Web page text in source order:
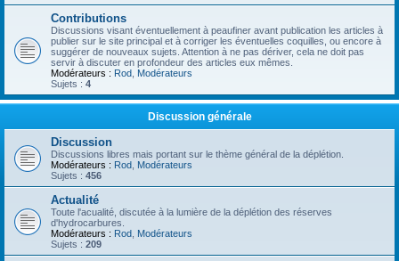
Contributions
Discussions visant éventuellement à peaufiner avant publication les articles à
publier sur le site principal et à corriger les éventuelles coquilles, ou encore à
suggérer de nouveaux sujets. Attention à ne pas dériver, cela ne doit pas
servir à discuter en profondeur des articles eux mêmes.
Modérateurs : Rod Modérateurs
Sujets : 4
Discussion générale
Discussion
Discussions libres mais portant sur le thème général de la déplétion.
Modérateurs : Rod Modérateurs
Sujets : 456
Actualité
Toute l'acualité, discutée à la lumière de la déplétion des réserves
d'hydrocarbures.
Modérateurs : Rod Modérateurs
Sujets : 209